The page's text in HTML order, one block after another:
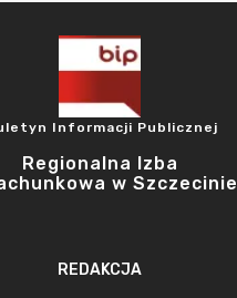
Informacji Publicznej
Regionalna Izba
w Szczecinie
REDAKCJA